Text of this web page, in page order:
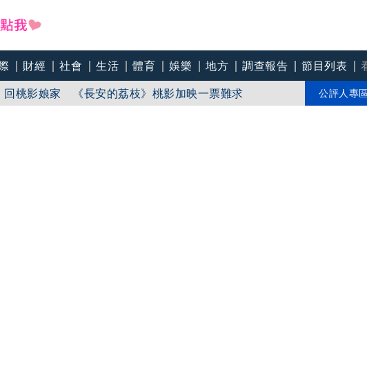
財經 社會 生活 體育 娛樂 地方 調查報告 節目列表
」 盼在野三思：改凍結處理受質疑項目
桃影娘家 《長安的荔枝》桃影加映一票難求
疫苗「必遭天譴」迴力鏢來了 荒謬語錄一次看
公評人專